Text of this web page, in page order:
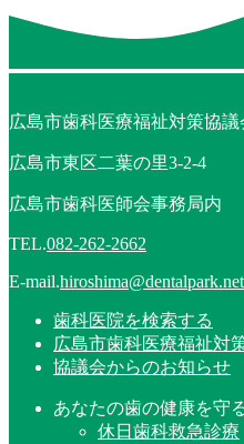
広島市歯科医療福祉対策協議
広島市東区二葉の里3-2-4
広島市歯科医師会事務局内
TEL.082-262-2662
E-mail.hiroshima@dentalpark.net
歯科医院を検索する
広島市歯科医療福祉対
協議会からのお知らせ
あなたの歯の健康を守
休日歯科救急診療